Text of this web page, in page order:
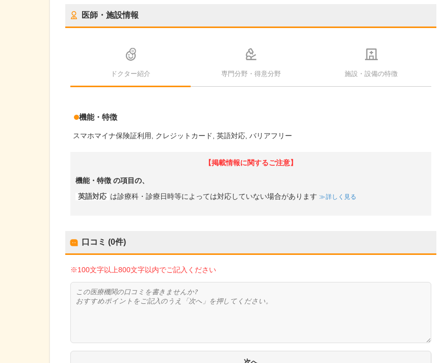
医師・施設情報
ドクター紹介 専門分野・得意分野 施設・設備の特徴
機能・特徴
スマホマイナ保険証利用 クレジットカード 英語対応 バリアフリー
【掲載情報に関するご注意】
機能・特徴 の項目の、
英語対応 は診療科・診療日時等によっては対応していない場合があります 詳しく見る
口コミ (0件)
※100文字以上800文字以内でご記入ください